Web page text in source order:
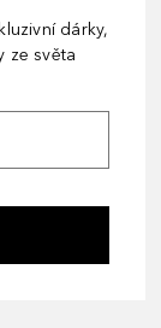
dárky,
ze světa